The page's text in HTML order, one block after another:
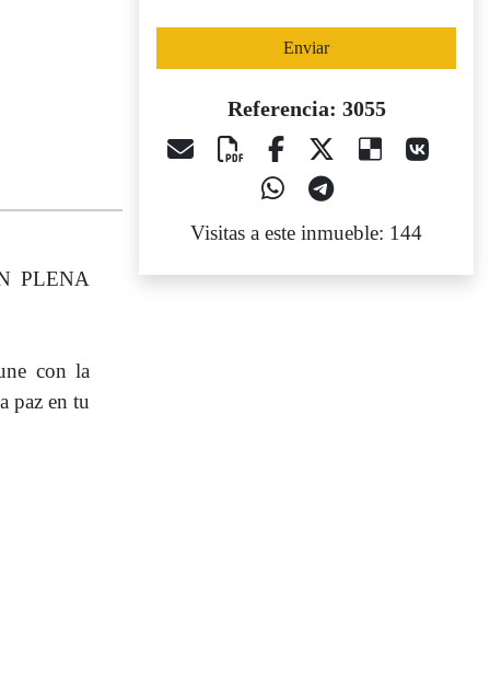
PLENA
con la
paz en tu
Enviar
Referencia: 3055
Visitas a este inmueble: 144